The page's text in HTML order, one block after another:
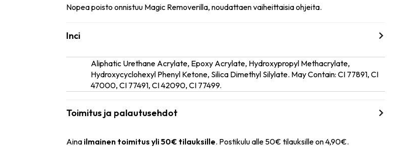
Nopea poisto onnistuu Magic Removerilla, noudattaen vaiheittaisia ohjeita.
Inci
Aliphatic Urethane Acrylate, Epoxy Acrylate, Hydroxypropyl Methacrylate,
Hydroxycyclohexyl Phenyl Ketone, Silica Dimethyl Silylate. May Contain: CI 77891, CI
47000, CI 77491, CI 42090, CI 77499.
Toimitus ja palautusehdot
Aina ilmainen toimitus yli 50€ tilauksille. Postikulu alle 50€ tilauksille on 4,90€.